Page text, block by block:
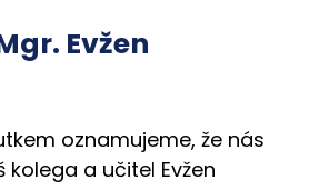
Evžen
oznamujeme, že nás
a učitel Evžen